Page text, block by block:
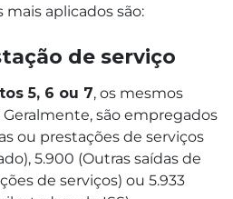
mais aplicados são:
de serviço
5, 6 ou 7, os mesmos
são empregados
ou prestações de serviços
5.900 (Outras saídas de
de serviços) ou 5.933